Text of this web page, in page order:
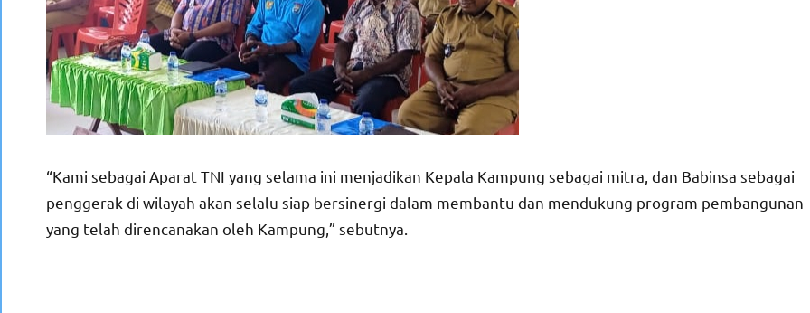
“Kami sebagai Aparat TNI yang selama ini menjadikan Kepala Kampung sebagai mitra, dan Babinsa sebagai
penggerak di wilayah akan selalu siap bersinergi dalam membantu dan mendukung program pembangunan
yang telah direncanakan oleh Kampung,” sebutnya.